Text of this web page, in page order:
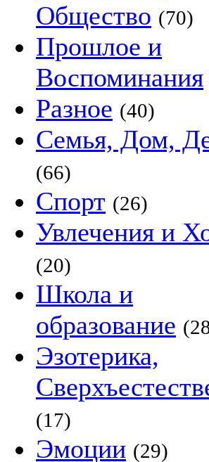
Общество (70)
Прошлое и
Воспоминания
Разное (40)
Семья, Дом,
(66)
Спорт (26)
Увлечения и
(20)
Школа и
образование
Эзотерика,
(17)
Эмоции (29)